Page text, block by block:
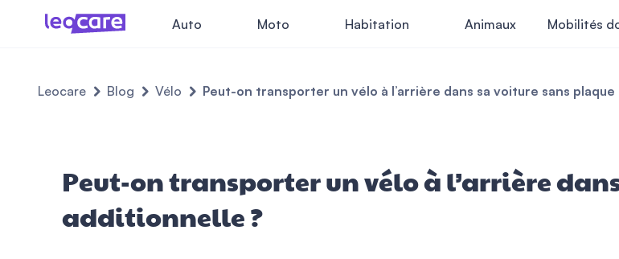
Auto Moto Habitation Animaux Mobilités
Leocare Blog Vélo Peut-on transporter un vélo à l’arrière dans sa voiture sans
Peut-on transporter un vélo à l’arrière
additionnelle ?